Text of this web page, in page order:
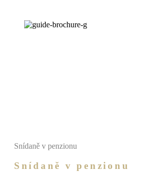
Snídaně v penzionu
Snídaně v penzionu